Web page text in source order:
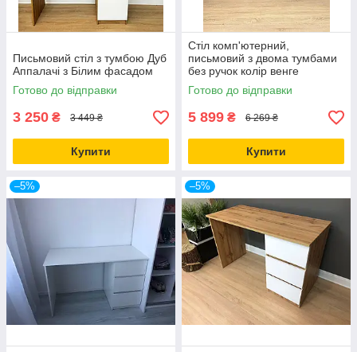
Письмовий стіл з тумбою Дуб
Аппалачі з Білим фасадом
Готово до відправки
3 250 ₴ 3 449 ₴
Купити
Стіл комп'ютерний,
письмовий з двома тумбами
без ручок колір венге
139*75*53 см
Готово до відправки
5 899 ₴ 6 269 ₴
Купити
–5% –5%